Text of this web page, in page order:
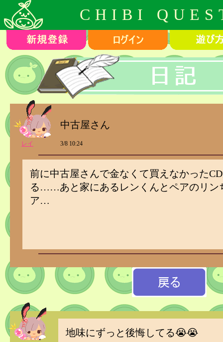
CHIBI
中古屋さん
レイ 3/8 10:24
前に中古屋さんで金なくて買えなかった
る……あと家にあるレンくんとペアのリン
ア…
地味にずっと後悔してる😭😭